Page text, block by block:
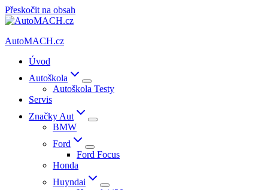
Přeskočit na obsah
AutoMACH.cz
Úvod
Autoškola
Autoškola Testy
Servis
Značky Aut
BMW
Ford
Ford Focus
Honda
Huyndai